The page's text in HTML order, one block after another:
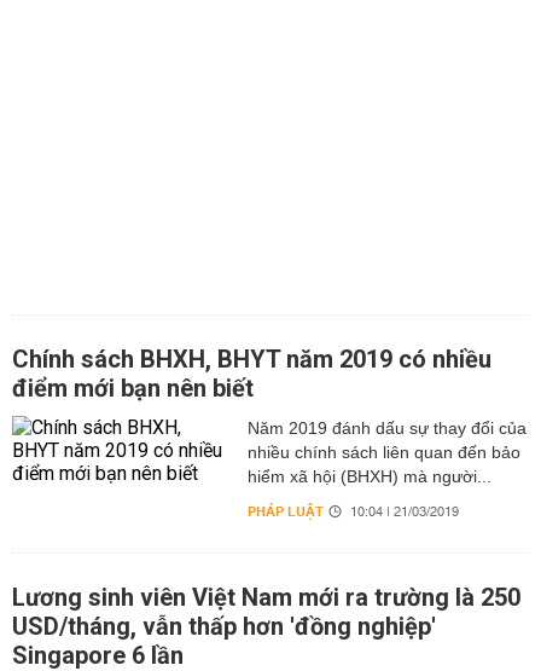
Chính sách BHXH, BHYT năm 2019 có nhiều
điểm mới bạn nên biết
Năm 2019 đánh dấu sự thay đổi của
nhiều chính sách liên quan đến bảo
hiểm xã hội (BHXH) mà người...
PHÁP LUẬT 10:04 | 21/03/2019
Lương sinh viên Việt Nam mới ra trường là 250
USD/tháng, vẫn thấp hơn 'đồng nghiệp'
Singapore 6 lần